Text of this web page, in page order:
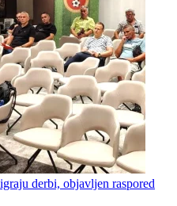
derbi, objavljen raspored